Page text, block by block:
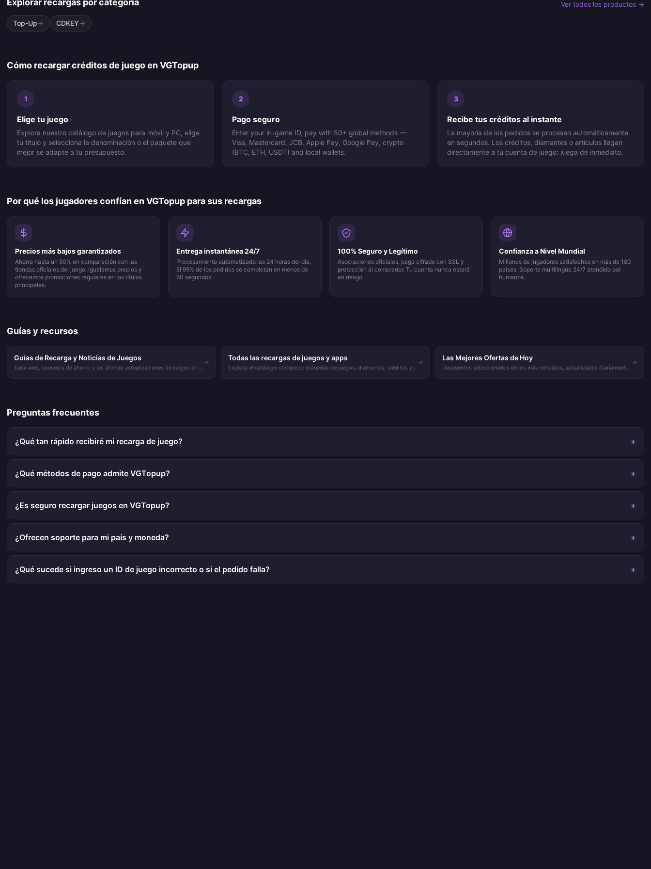
Explorar recargas por categoría Ver todos los productos →
Top-Up→ CDKEY→
Cómo recargar créditos de juego en VGTopup
1
Elige tu juego
Explora nuestro catálogo de juegos para móvil y PC, elige
tu título y selecciona la denominación o el paquete que
mejor se adapte a tu presupuesto.
2
Pago seguro
Enter your in-game ID, pay with 50+ global methods —
Visa, Mastercard, JCB, Apple Pay, Google Pay, crypto
(BTC, ETH, USDT) and local wallets.
3
Recibe tus créditos al instante
La mayoría de los pedidos se procesan automáticamente
en segundos. Los créditos, diamantes o artículos llegan
directamente a tu cuenta de juego: juega de inmediato.
Por qué los jugadores confían en VGTopup para sus recargas
Precios más bajos garantizados
Ahorra hasta un 50% en comparación con las
tiendas oficiales del juego. Igualamos precios y
ofrecemos promociones regulares en los títulos
principales.
Entrega instantánea 24/7
Procesamiento automatizado las 24 horas del día.
El 99% de los pedidos se completan en menos de
60 segundos.
100% Seguro y Legítimo
Asociaciones oficiales, pago cifrado con SSL y
protección al comprador. Tu cuenta nunca estará
en riesgo.
Confianza a Nivel Mundial
Millones de jugadores satisfechos en más de 180
países. Soporte multilingüe 24/7 atendido por
humanos.
Guías y recursos
Guías de Recarga y Noticias de Juegos
Tutoriales, consejos de ahorro y las últimas actualizaciones de juegos en el
→
Todas las recargas de juegos y apps
Explora el catálogo completo: monedas de juegos, diamantes, créditos y
→
Las Mejores Ofertas de Hoy
Descuentos seleccionados en los más vendidos, actualizados diariamente
→
Preguntas frecuentes
¿Qué tan rápido recibiré mi recarga de juego? +
¿Qué métodos de pago admite VGTopup? +
¿Es seguro recargar juegos en VGTopup? +
¿Ofrecen soporte para mi país y moneda? +
¿Qué sucede si ingreso un ID de juego incorrecto o si el pedido falla? +